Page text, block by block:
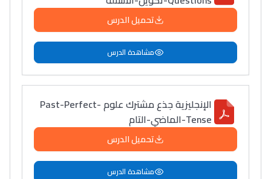
تحميل الدرس
مشاهدة الدرس
الإنجليزية جذع مشترك علوم Past-Perfect-
Tense-الماضي-التام
تحميل الدرس
مشاهدة الدرس